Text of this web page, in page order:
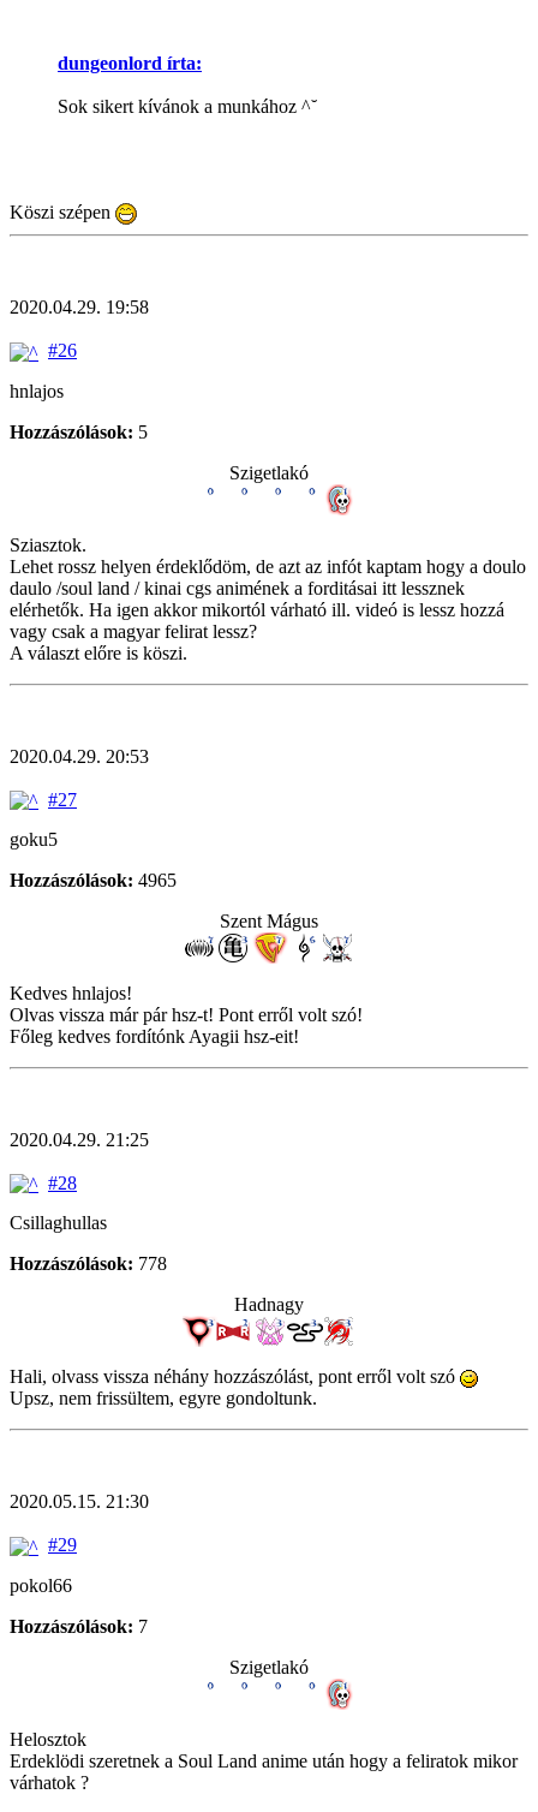
dungeonlord írta:
Sok sikert kívánok a munkához ^˘
Köszi szépen
2020.04.29. 19:58
#26
hnlajos
Hozzászólások: 5
Szigetlakó
Sziasztok.
Lehet rossz helyen érdeklődöm, de azt az infót kaptam hogy a doulo
daulo /soul land / kinai cgs animének a forditásai itt lessznek
elérhetők. Ha igen akkor mikortól várható ill. videó is lessz hozzá
vagy csak a magyar felirat lessz?
A választ előre is köszi.
2020.04.29. 20:53
#27
goku5
Hozzászólások: 4965
Szent Mágus
Kedves hnlajos!
Olvas vissza már pár hsz-t! Pont erről volt szó!
Főleg kedves fordítónk Ayagii hsz-eit!
2020.04.29. 21:25
#28
Csillaghullas
Hozzászólások: 778
Hadnagy
Hali, olvass vissza néhány hozzászólást, pont erről volt szó
Upsz, nem frissültem, egyre gondoltunk.
2020.05.15. 21:30
#29
pokol66
Hozzászólások: 7
Szigetlakó
Helosztok
Erdeklödi szeretnek a Soul Land anime után hogy a feliratok mikor
várhatok ?